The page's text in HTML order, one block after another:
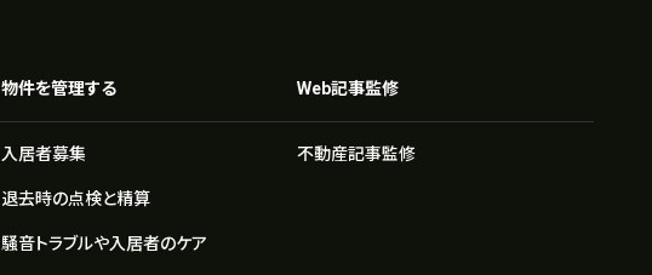
物件を管理する
入居者募集
退去時の点検と精算
騒音トラブルや入居者のケア
Web記事監修
不動産記事監修